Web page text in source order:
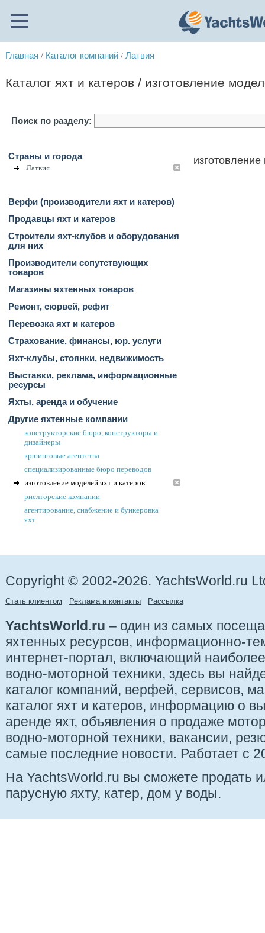
Главная / Каталог компаний / Латвия
Каталог яхт и катеров / изготовление
Поиск по разделу:
Страны и города
Латвия
Верфи (производители яхт и катеров)
Продавцы яхт и катеров
Строители яхт-клубов и оборудования
для них
Производители сопутствующих
товаров
Магазины яхтенных товаров
Ремонт, сюрвей, рефит
Перевозка яхт и катеров
Страхование, финансы, юр. услуги
Яхт-клубы, стоянки, недвижимость
Выставки, реклама, информационные
ресурсы
Яхты, аренда и обучение
Другие яхтенные компании
конструкторские бюро, конструкторы и
дизайнеры
крюинговые агентства
специализированные бюро переводов
изготовление моделей яхт и катеров
риелторские компании
агентирование, снабжение и бункеровка
яхт
Copyright © 2002-2026. YachtsWorld.ru
Стать клиентом Реклама и контакты Рассылка
YachtsWorld.ru – один из самых
яхтенных ресурсов, информационно-
интернет-портал, включающий
водно-моторной техники, здесь вы
каталог компаний, верфей, сервисов,
каталог яхт и катеров, информацию о
аренде яхт, объявления о продаже
водно-моторной техники, вакансии,
самые последние новости. Работает с
На YachtsWorld.ru вы сможете продать
парусную яхту, катер, дом у воды.